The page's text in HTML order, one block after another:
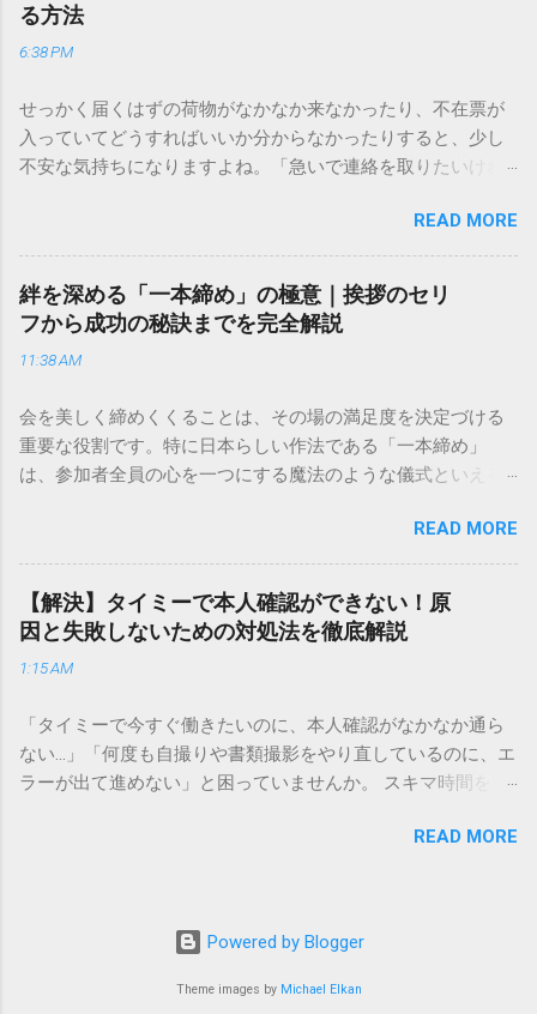
る方法
6:38 PM
せっかく届くはずの荷物がなかなか来なかったり、不在票が
入っていてどうすればいいか分からなかったりすると、少し
不安な気持ちになりますよね。「急いで連絡を取りたいけれ
きできる？」といった疑問を抱える方も多いはずです。 福山
通運は企業間物流のイメージが強いかもしれませんが、個人
向けの宅配サービスも非常に充実しています。大切なのは、
目的に合わせた適切な連絡先を選ぶことです。この記事で
は、荷物の追跡確認から営業所への電話連絡、再配達の依頼
手順まで、初めての方でも迷わずに解決できる方法を詳しく
本全国に広範なネットワークを持つ大手運送会社です。特に
重量物や大型の荷物、そして企業間の輸送において圧倒的な
実績を誇ります。 個人で利用する場合、他の宅配業者と少し
いう特徴があります。地域に密着した各拠点が配送をコント
ロールしているため、現場の状況に合わせた柔軟な相談がし
やすいのがメリットです。まずは、今抱えている悩みがどの
サービスで解決できるかを確認していきましょう。 1. 荷物の
るのが最も効率的です。現在の荷物がいったいどこにあるの
か、いつ届く予定なのかは、お手元の番号一つで判明しま
す。 伝票番号（お問い合わせ番号）を準備する : 送り状（伝
票）の控えに記載されている、数字の並びを確認してくださ
い。これが荷物の識別番号になります。 確認できる内容 : 集
め、電話がつながるのを待つ必要がありません。 スマートフ
るだけで、リアルタイムの状況が表示されます。もしステー
READ MORE
絆を深める「一本締め」の極意｜挨拶のセリ
フから成功の秘訣までを完全解説
11:38 AM
会を美しく締めくくることは、その場の満足度を決定づける
重要な役割です。特に日本らしい作法である「一本締め」
は、参加者全員の心を一つにする魔法のような儀式といえる
「手拍子のリズムに自信がない」と不安を感じる方も多いは
ずです。この記事では、ビジネスからカジュアルな集まりま
で、どのような場面でも堂々と立ち振る舞えるための「一本
締め」の作法を、基礎知識から具体的なセリフ例まで丁寧に
解説します。 一本締めとは？その本質と効果 一本締めは、単
に手を叩いて終わらせる作業ではありません。その時間、そ
て刻み込む伝統的な儀礼です。 一本締めがもたらすポジティ
ブな効果 一体感の創出 参加者全員が一斉に同じリズムを刻む
ことで、集団としての連帯感が生まれます。 心地よい終幕
韻を大切にしながら、すっきりと解散することができます。
「一本締め」と「一丁締め」の違い 一般的に「パン！パン！
るものを一本締めと呼びますが、一部の地域や習慣ではこれ
READ MORE
【解決】タイミーで本人確認ができない！原
因と失敗しないための対処法を徹底解説
1:15 AM
「タイミーで今すぐ働きたいのに、本人確認がなかなか通ら
ない…」「何度も自撮りや書類撮影をやり直しているのに、エ
ラーが出て進めない」と困っていませんか。 スキマ時間を有
賢い働き方に欠かせないツールです。しかし、その最初の壁
という、もったいない状況になってしまいます。 実は、タイ
ミーの本人確認で失敗する原因の多くは、非常にシンプル
で、ちょっとしたコツを知るだけで解決できるものばかりで
READ MORE
Powered by Blogger
Theme images by Michael Elkan